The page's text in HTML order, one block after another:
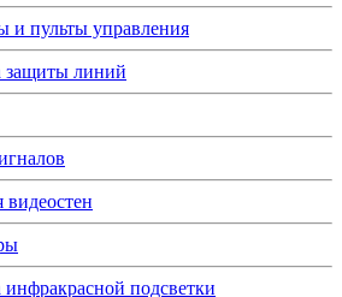
и пульты управления
защиты линий
инфракрасной подсветки